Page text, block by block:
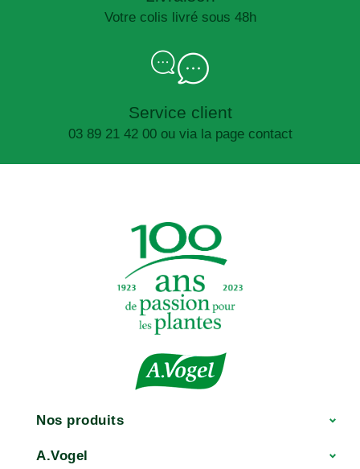
Votre colis livré sous 48h
Service client
03 89 21 42 00 ou via la page contact
Nos produits
A.Vogel